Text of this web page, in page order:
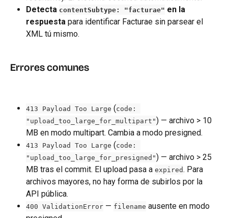
Detecta contentSubtype: "facturae" en la
respuesta para identificar Facturae sin parsear el
XML tú mismo.
Errores comunes
413 Payload Too Large (code:
"upload_too_large_for_multipart") — archivo > 10
MB en modo multipart. Cambia a modo presigned.
413 Payload Too Large (code:
"upload_too_large_for_presigned") — archivo > 25
MB tras el commit. El upload pasa a expired . Para
archivos mayores, no hay forma de subirlos por la
API pública.
400 ValidationError — filename ausente en modo